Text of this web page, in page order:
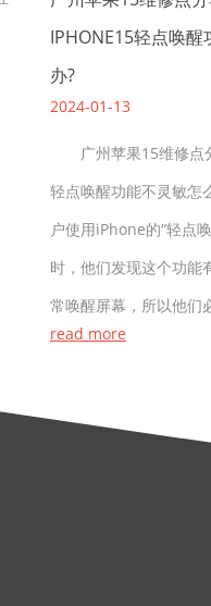
IPHONE15轻点唤醒
办?
2024-01-13
广州苹果15维修点
轻点唤醒功能不灵敏
户使用iPhone的“轻点
时，他们发现这个功能
常唤醒屏幕，所以他
read more